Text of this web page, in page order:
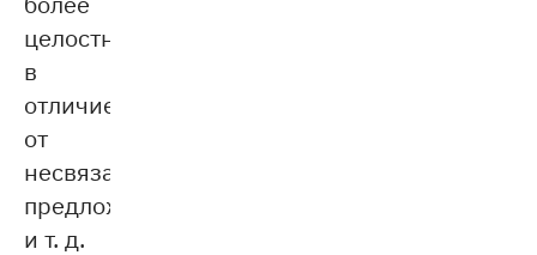
целостно,
в
отличие
от
несвязанных
предложений
и т. д.